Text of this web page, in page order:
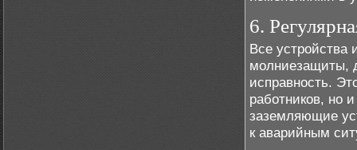
6.
Все устройства
молниезащиты,
исправность.
работников, но
заземляющие
к аварийным